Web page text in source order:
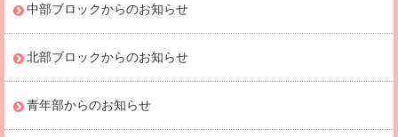
中部ブロックからのお知らせ
北部ブロックからのお知らせ
青年部からのお知らせ